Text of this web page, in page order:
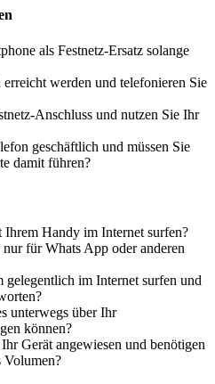
als Festnetz-Ersatz solange
werden und telefonieren Sie
Anschluss und nutzen Sie Ihr
geschäftlich und müssen Sie
damit führen?
Handy im Internet surfen?
für Whats App oder anderen
im Internet surfen und
unterwegs über Ihr
können?
Gerät angewiesen und benötigen
Volumen?